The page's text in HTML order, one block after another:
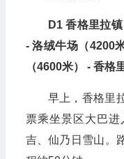
D1 香格里拉
- 洛绒牛场（4200
（4600米） - 香格
早上，香格里
票乘坐景区大巴
吉、仙乃日雪山。